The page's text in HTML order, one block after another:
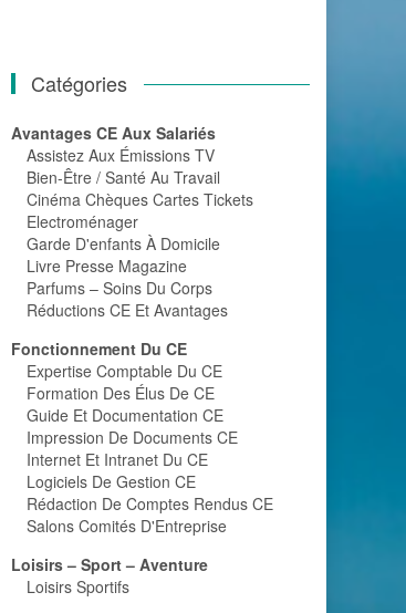
Catégories
Avantages CE Aux Salariés
Assistez Aux Émissions TV
Bien-Être / Santé Au Travail
Cinéma Chèques Cartes Tickets
Electroménager
Garde D'enfants À Domicile
Livre Presse Magazine
Parfums – Soins Du Corps
Réductions CE Et Avantages
Fonctionnement Du CE
Expertise Comptable Du CE
Formation Des Élus De CE
Guide Et Documentation CE
Impression De Documents CE
Internet Et Intranet Du CE
Logiciels De Gestion CE
Rédaction De Comptes Rendus CE
Salons Comités D'Entreprise
Loisirs – Sport – Aventure
Loisirs Sportifs